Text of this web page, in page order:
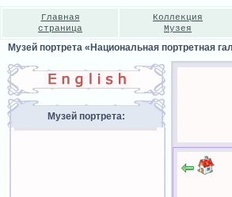
Главная
страница
Коллекция
Музея
Музей портрета «Национальная портретная
Музей портрета: